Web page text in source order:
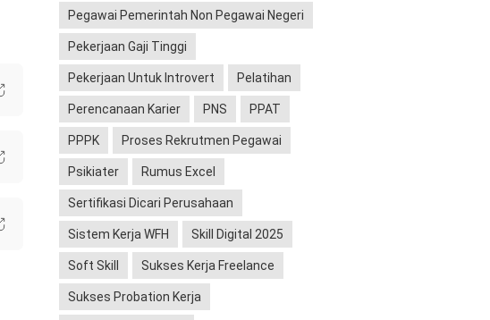
Pegawai Pemerintah Non Pegawai Negeri
Pekerjaan Gaji Tinggi
Pekerjaan Untuk Introvert Pelatihan
Perencanaan Karier PNS PPAT
PPPK Proses Rekrutmen Pegawai
Psikiater Rumus Excel
Sertifikasi Dicari Perusahaan
Sistem Kerja WFH Skill Digital 2025
Soft Skill Sukses Kerja Freelance
Sukses Probation Kerja